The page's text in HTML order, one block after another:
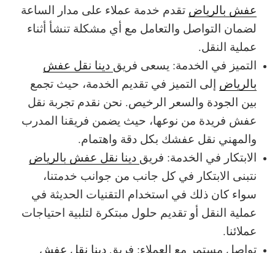
عفش بالرياض تقدم خدمة عملاء على مدار الساعة
لضمان التواصل والتعامل مع أي مشكلة تنشأ أثناء
عملية النقل.
التميز في الخدمة: يسعى فريق دينا نقل عفش
بالرياض إلى التميز في تقديم الخدمة، حيث تجمع
بين الجودة والسعر الرخيص. نحن نقدم تجربة نقل
عفش فريدة من نوعها، حيث يضمن فريقنا المدرب
والمهني نقل عفشك بكل دقة واهتمام.
الابتكار في الخدمة: فريق دينا نقل عفش بالرياض
نتبنى الابتكار في كل جانب من جوانب خدمتنا،
سواء كان ذلك في استخدام التقنيات الحديثة في
عملية النقل أو تقديم حلول مبتكرة لتلبية احتياجات
عملائنا.
تواصل مستمر مع العملاء: فريق دينا نقل عفش